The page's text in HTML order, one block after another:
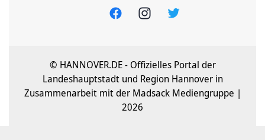
© HANNOVER.DE - Offizielles Portal der
Landeshauptstadt und Region Hannover in
Zusammenarbeit mit der Madsack Mediengruppe |
2026